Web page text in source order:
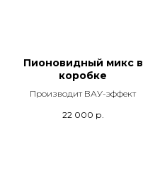
Пионовидный микс в
коробке
Производит ВАУ-эффект
22 000 р.